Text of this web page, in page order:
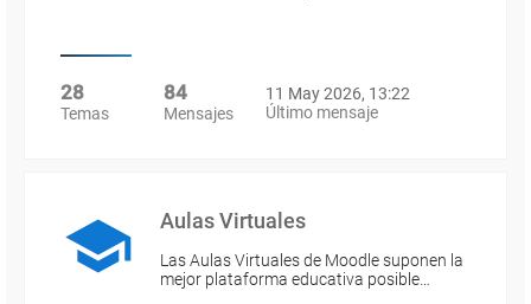
28
Temas
84
Mensajes
11 May 2026, 13:22
Último mensaje
Aulas Virtuales
Las Aulas Virtuales de Moodle suponen la
mejor plataforma educativa posible…